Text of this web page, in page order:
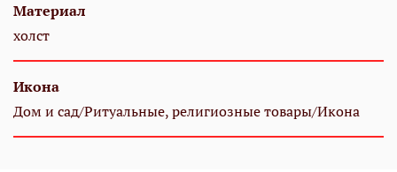
Материал
холст
Икона
Дом и сад/Ритуальные, религиозные товары/Икона